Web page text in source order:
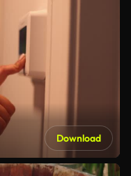
Download